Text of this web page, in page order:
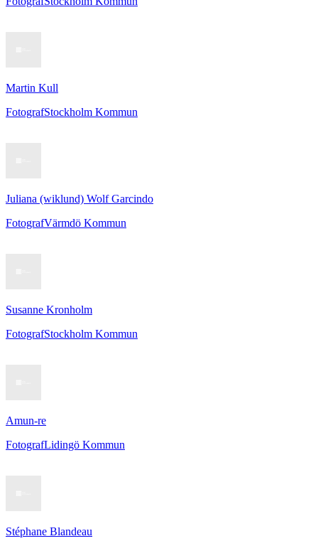
Martin Kull
FotografStockholm Kommun
Juliana (wiklund) Wolf Garcindo
FotografVärmdö Kommun
Susanne Kronholm
FotografStockholm Kommun
Amun-re
FotografLidingö Kommun
Stéphane Blandeau